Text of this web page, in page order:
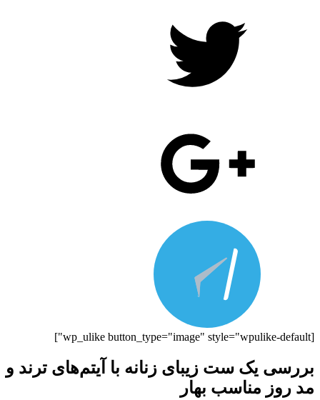
[wp_ulike button_type="image" style="wpulike-default"]
بررسی یک ست زیبای زنانه با آیتم‌های ترند و
مد روز مناسب بهار